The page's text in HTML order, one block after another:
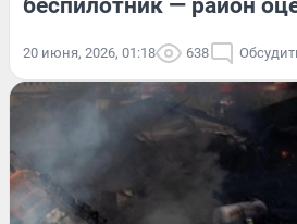
беспилотник — район
20 июня, 2026, 01:18 638